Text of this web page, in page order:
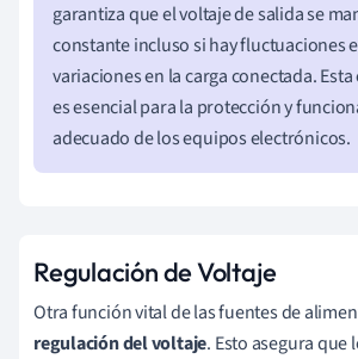
garantiza que el voltaje de salida se
constante incluso si hay fluctuaciones
variaciones en la carga conectada.
es esencial para la protección y
adecuado de los equipos electrónicos.
Regulación de Voltaje
Otra función vital de las fuentes de
regulación del voltaje. Esto asegura